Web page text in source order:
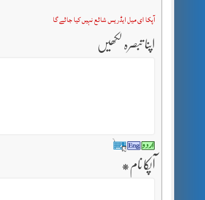
آپکا ای میل ایڈریس شائع نہیں کیا جائے گا
اپنا تبصرہ لکھیں
آپکا نام *